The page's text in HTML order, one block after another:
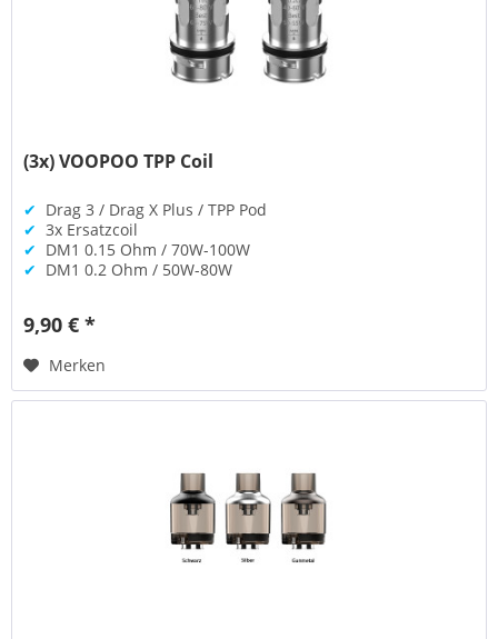
(3x) VOOPOO TPP Coil
✔ Drag 3 / Drag X Plus / TPP Pod
✔ 3x Ersatzcoil
✔ DM1 0.15 Ohm / 70W-100W
✔ DM1 0.2 Ohm / 50W-80W
9,90 € *
Merken